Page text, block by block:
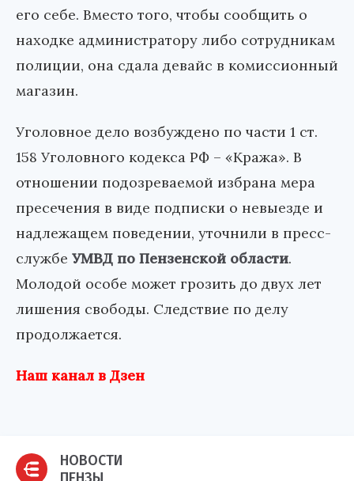
его себе. Вместо того, чтобы сообщить о
находке администратору либо сотрудникам
полиции, она сдала девайс в комиссионный
магазин.
Уголовное дело возбуждено по части 1 ст.
158 Уголовного кодекса РФ – «Кража». В
отношении подозреваемой избрана мера
пресечения в виде подписки о невыезде и
надлежащем поведении, уточнили в пресс-
службе УМВД по Пензенской области.
Молодой особе может грозить до двух лет
лишения свободы. Следствие по делу
продолжается.
Наш канал в Дзен
НОВОСТИ